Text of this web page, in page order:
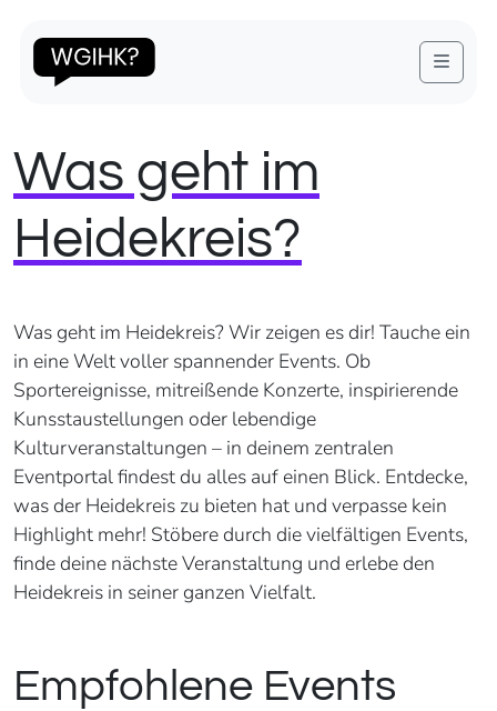
Menu
Was geht im
Heidekreis?
Was geht im Heidekreis? Wir zeigen es dir! Tauche ein
in eine Welt voller spannender Events. Ob
Sportereignisse, mitreißende Konzerte, inspirierende
Kunsstaustellungen oder lebendige
Kulturveranstaltungen – in deinem zentralen
Eventportal findest du alles auf einen Blick. Entdecke,
was der Heidekreis zu bieten hat und verpasse kein
Highlight mehr! Stöbere durch die vielfältigen Events,
finde deine nächste Veranstaltung und erlebe den
Heidekreis in seiner ganzen Vielfalt.
Empfohlene Events